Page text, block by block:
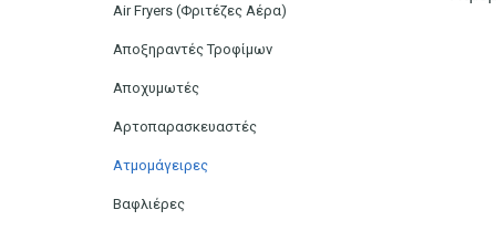
Air Fryers (Φριτέζες Αέρα)
Αποξηραντές Τροφίμων
Αποχυμωτές
Αρτοπαρασκευαστές
Ατμομάγειρες
Βαφλιέρες